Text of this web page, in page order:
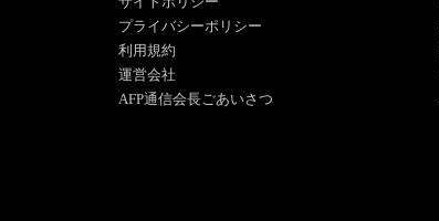
プライバシーポリシー
利用規約
運営会社
AFP通信会長ごあいさつ